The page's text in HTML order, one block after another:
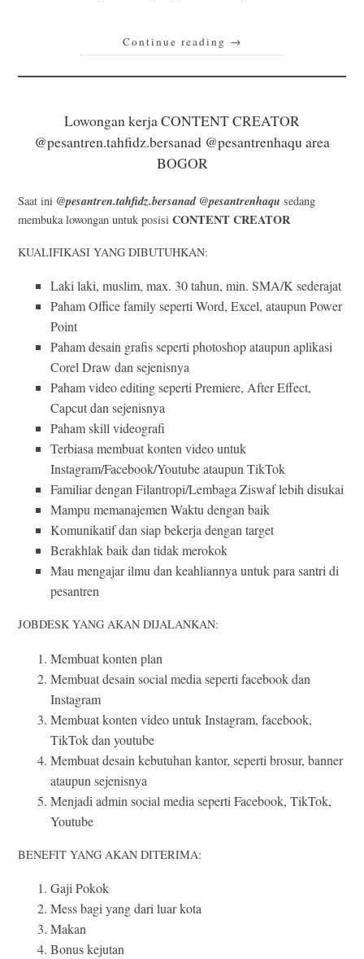
Continue reading →
Lowongan kerja CONTENT CREATOR
@pesantren.tahfidz.bersanad @pesantrenhaqu area
BOGOR
Saat ini @pesantren.tahfidz.bersanad @pesantrenhaqu sedang
membuka lowongan untuk posisiCONTENT CREATOR
KUALIFIKASI YANG DIBUTUHKAN:
Laki laki, muslim, max. 30 tahun, min. SMA/K sederajat
Paham Office family seperti Word, Excel, ataupun Power
Point
Paham desain grafis seperti photoshop ataupun aplikasi
Corel Draw dan sejenisnya
Paham video editing seperti Premiere, After Effect,
Capcut dan sejenisnya
Paham skill videografi
Terbiasa membuat konten video untuk
Instagram/Facebook/Youtube ataupun TikTok
Familiar dengan Filantropi/Lembaga Ziswaf lebih disukai
Mampu memanajemen Waktu dengan baik
Komunikatif dan siap bekerja dengan target
Berakhlak baik dan tidak merokok
Mau mengajar ilmu dan keahliannya untuk para santri di
pesantren
JOBDESK YANG AKAN DIJALANKAN:
Membuat konten plan
Membuat desain social media seperti facebook dan
Instagram
Membuat konten video untuk Instagram, facebook,
TikTok dan youtube
Membuat desain kebutuhan kantor, seperti brosur, banner
ataupun sejenisnya
Menjadi admin social media seperti Facebook, TikTok,
Youtube
BENEFIT YANG AKAN DITERIMA:
Gaji Pokok
Mess bagi yang dari luar kota
Makan
Bonus kejutan